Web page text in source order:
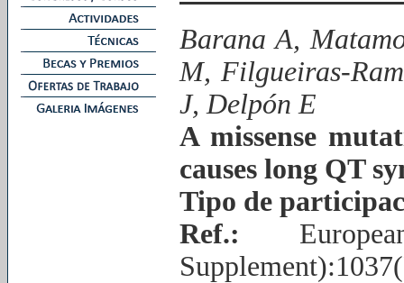
Barana A,
M, Filgueiras-
J, Delpón E
A missense
causes long QT
Tipo de
Ref.: